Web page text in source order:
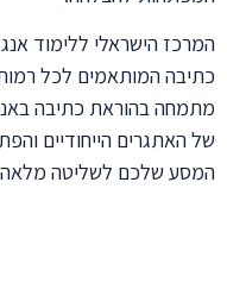
המרכז הישראלי ללימוד
מתמחה בהוראת כתיבה
של האתגרים הייחודיים
המסע שלכם לשליטה מלאה